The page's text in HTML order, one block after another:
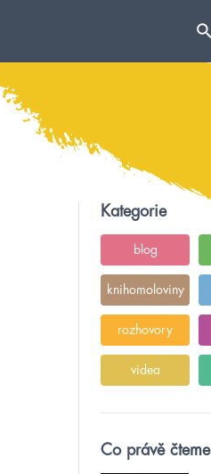
Kategorie
blog
knihomoloviny
rozhovory
videa
Co právě čteme